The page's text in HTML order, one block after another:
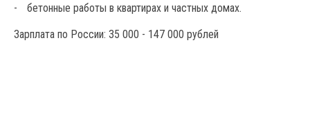
бетонные работы в квартирах и частных домах.
Зарплата по России: 35 000 - 147 000 рублей